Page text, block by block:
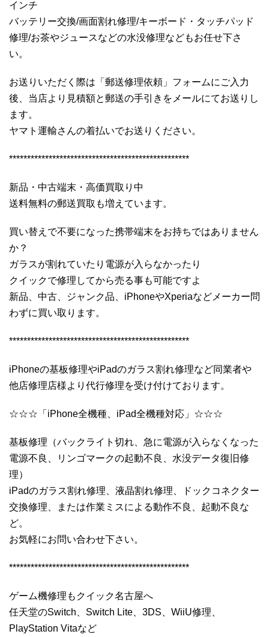
インチ
バッテリー交換/画面割れ修理/キーボード・タッチパッド
修理/お茶やジュースなどの水没修理などもお任せ下さ
い。
お送りいただく際は「郵送修理依頼」フォームにご入力
後、当店より見積額と郵送の手引きをメールにてお送りし
ます。
ヤマト運輸さんの着払いでお送りください。
**************************************************
新品・中古端末・高価買取り中
送料無料の郵送買取も増えています。
買い替えで不要になった携帯端末をお持ちではありません
か？
ガラスが割れていたり電源が入らなかったり
クイックで修理してから売る事も可能ですよ
新品、中古、ジャンク品、iPhoneやXperiaなどメーカー問
わずに買い取ります。
**************************************************
iPhoneの基板修理やiPadのガラス割れ修理など同業者や
他店修理店様より代行修理を受け付けております。
☆☆☆「iPhone全機種、iPad全機種対応」☆☆☆
基板修理（バックライト切れ、急に電源が入らなくなった
電源不良、リンゴマークの起動不良、水没データ復旧修
理）
iPadのガラス割れ修理、液晶割れ修理、ドックコネクター
交換修理、または作業ミスによる動作不良、起動不良な
ど。
お気軽にお問い合わせ下さい。
**************************************************
ゲーム機修理もクイック名古屋へ
任天堂のSwitch、Switch Lite、3DS、WiiU修理、
PlayStation Vitaなど